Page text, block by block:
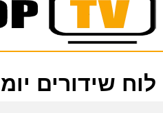
לוח שידורים יומי: